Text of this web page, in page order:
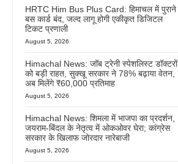
HRTC Him Bus Plus Card: हिमाचल में पुराने
बस कार्ड बंद, जल्द लागू होगी एकीकृत डिजिटल
टिकट प्रणाली
August 5, 2026
Himachal News: जॉब ट्रेनी स्पेशलिस्ट डॉक्टरों
को बड़ी राहत, सुक्खू सरकार ने 78% बढ़ाया वेतन,
अब मिलेंगे ₹60,000 प्रतिमाह
August 5, 2026
Himachal News: शिमला में भाजपा का प्रदर्शन,
जयराम-बिंदल के नेतृत्व में ओकओवर घेरा; कांग्रेस
सरकार के खिलाफ जोरदार नारेबाजी
August 5, 2026